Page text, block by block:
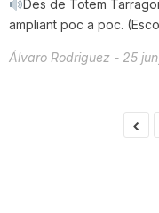
Des de Totem
ampliant poc a poc.
Álvaro Rodriguez - 25